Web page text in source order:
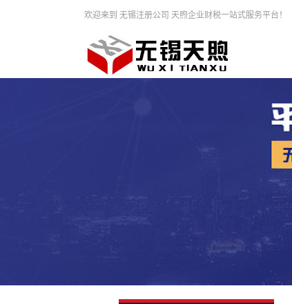
欢迎来到 无锡注册公司 天煦企业财税一站式服务平台！